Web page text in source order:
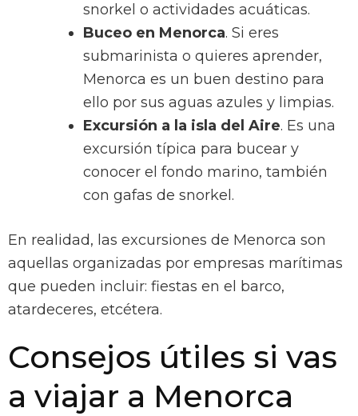
snorkel o actividades acuáticas.
Buceo en Menorca. Si eres
submarinista o quieres aprender,
Menorca es un buen destino para
ello por sus aguas azules y limpias.
Excursión a la isla del Aire. Es una
excursión típica para bucear y
conocer el fondo marino, también
con gafas de snorkel.
En realidad, las excursiones de Menorca son
aquellas organizadas por empresas marítimas
que pueden incluir: fiestas en el barco,
atardeceres, etcétera.
Consejos útiles si vas
a viajar a Menorca